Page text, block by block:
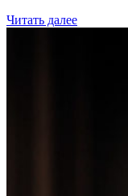
Читать далее